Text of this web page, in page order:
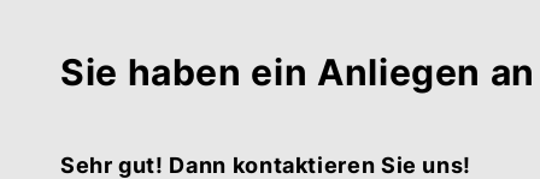
Sie haben ein Anliegen
Sehr gut! Dann kontaktieren Sie uns!